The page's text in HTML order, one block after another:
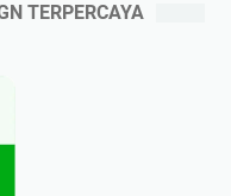
TERPERCAYA